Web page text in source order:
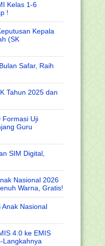
Kelas 1-6
!
Kepala
(SK
Safar, Raih
Tahun 2025 dan
Formasi Uji
Guru
SIM Digital,
Nasional 2026
Warna, Gratis!
Nasional
4.0 ke EMIS
Langkahnya